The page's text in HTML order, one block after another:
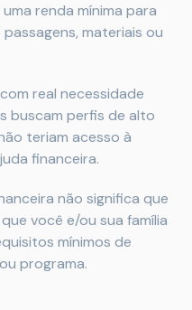
renda mínima para
materiais ou
real necessidade
buscam perfis de alto
teriam acesso à
financeira.
não significa que
você e/ou sua família
mínimos de
programa.